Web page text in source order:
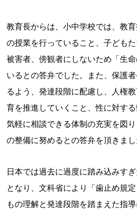
教育長からは、小中学校では、教
の授業を行っていること、子どもた
被害者、傍観者にしないため「生
いるとの答弁でした。また、保護
るよう、発達段階に配慮し、人権
育を推進していくこと、性に対す
気軽に相談できる体制の充実を図
の整備に努めるとの答弁を頂きまし
日本では過去に過度に踏み込みす
となり、文科省により「歯止め規
もの理解と発達段階を踏まえた指